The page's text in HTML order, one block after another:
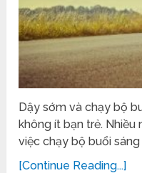
Dậy sớm và chạy bộ
không ít bạn trẻ.
việc chạy bộ buổi sáng
[Continue Reading...]